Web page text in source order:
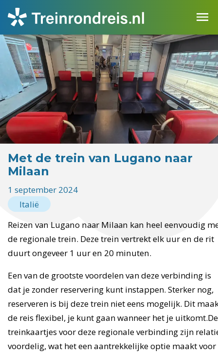
Met de trein van Lugano naar
Milaan
1 september 2024
Italië
Reizen van Lugano naar Milaan kan heel eenvoudig
de regionale trein. Deze trein vertrekt elk uur en de rit
duurt ongeveer 1 uur en 20 minuten.
Een van de grootste voordelen van deze verbinding is
dat je zonder reservering kunt instappen. Sterker nog,
reserveren is bij deze trein niet eens mogelijk. Dit
de reis flexibel, je kunt gaan wanneer het je uitkomt.De
treinkaartjes voor deze regionale verbinding zijn
voordelig, wat het een aantrekkelijke optie maakt voor